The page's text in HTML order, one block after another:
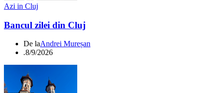
Azi in Cluj
Bancul zilei din Cluj
De laAndrei Mureșan
.8/9/2026